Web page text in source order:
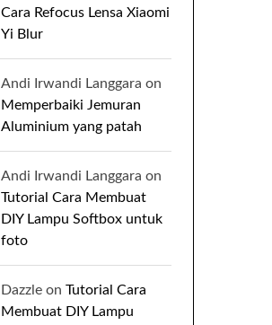
Cara Refocus Lensa Xiaomi
Yi Blur
Andi Irwandi Langgara on
Memperbaiki Jemuran
Aluminium yang patah
Andi Irwandi Langgara on
Tutorial Cara Membuat
DIY Lampu Softbox untuk
foto
Dazzleon Tutorial Cara
Membuat DIY Lampu